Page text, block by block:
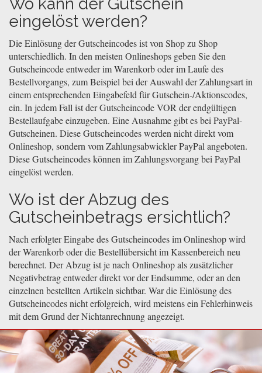
eingelöst werden?
Die Einlösung der Gutscheincodes ist von Shop zu Shop
unterschiedlich. In den meisten Onlineshops geben Sie den
Gutscheincode entweder im Warenkorb oder im Laufe des
Bestellvorgangs, zum Beispiel bei der Auswahl der Zahlungsart in
einem entsprechenden Eingabefeld für Gutschein-/Aktionscodes,
ein. In jedem Fall ist der Gutscheincode VOR der endgültigen
Bestellaufgabe einzugeben. Eine Ausnahme gibt es bei PayPal-
Gutscheinen. Diese Gutscheincodes werden nicht direkt vom
Onlineshop, sondern vom Zahlungsabwickler PayPal angeboten.
Diese Gutscheincodes können im Zahlungsvorgang bei PayPal
eingelöst werden.
Wo ist der Abzug des
Gutscheinbetrags ersichtlich?
Nach erfolgter Eingabe des Gutscheincodes im Onlineshop wird
der Warenkorb oder die Bestellübersicht im Kassenbereich neu
berechnet. Der Abzug ist je nach Onlineshop als zusätzlicher
Negativbetrag entweder direkt vor der Endsumme, oder an den
einzelnen bestellten Artikeln sichtbar. War die Einlösung des
Gutscheincodes nicht erfolgreich, wird meistens ein Fehlerhinweis
mit dem Grund der Nichtanrechnung angezeigt.